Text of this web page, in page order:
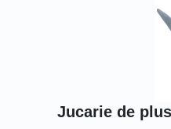
Jucarie de